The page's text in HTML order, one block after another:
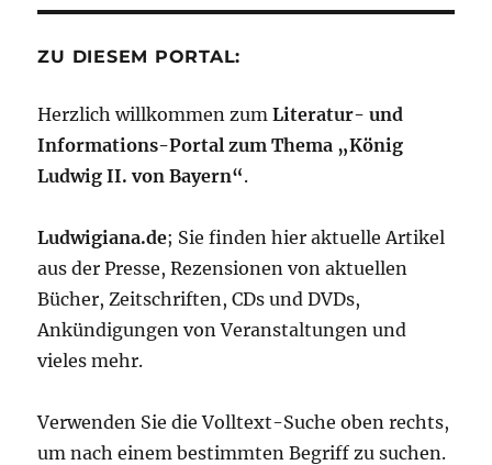
ZU DIESEM PORTAL:
Herzlich willkommen zumLiteratur- und
Informations-Portal zum Thema „König
Ludwig II. von Bayern“.
Ludwigiana.de; Sie finden hier aktuelle Artikel
aus der Presse, Rezensionen von aktuellen
Bücher, Zeitschriften, CDs und DVDs,
Ankündigungen von Veranstaltungen und
vieles mehr.
Verwenden Sie die Volltext-Suche oben rechts,
um nach einem bestimmten Begriff zu suchen.